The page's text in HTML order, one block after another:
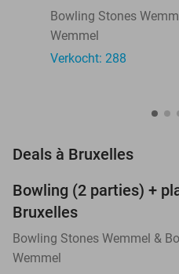
Bowling Stones
Wemmel
Verkocht: 288
Deals à Bruxelles
Bowling (2 parties) +
Bruxelles
Bowling Stones Wemmel &
Wemmel